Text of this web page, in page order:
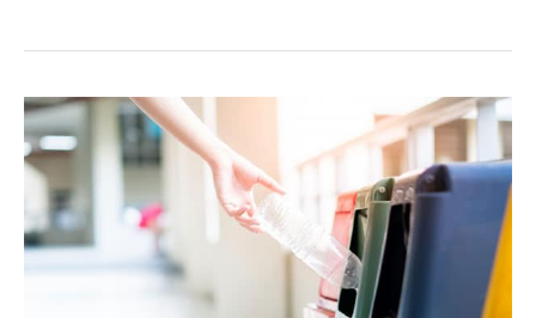
¿Qué
es
una
prensa
de
balas?